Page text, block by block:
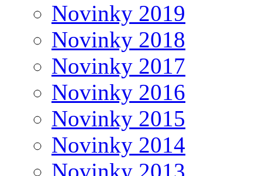
Novinky 2019
Novinky 2018
Novinky 2017
Novinky 2016
Novinky 2015
Novinky 2014